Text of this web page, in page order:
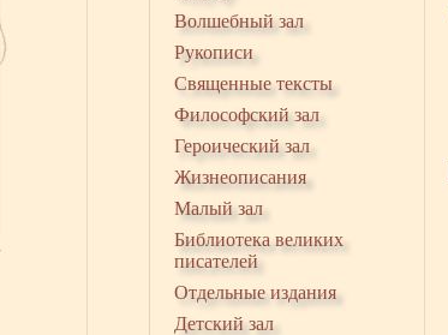
Волшебный зал
Рукописи
Священные тексты
Философский зал
Героический зал
Жизнеописания
Малый зал
Библиотека великих
писателей
Отдельные издания
Детский зал